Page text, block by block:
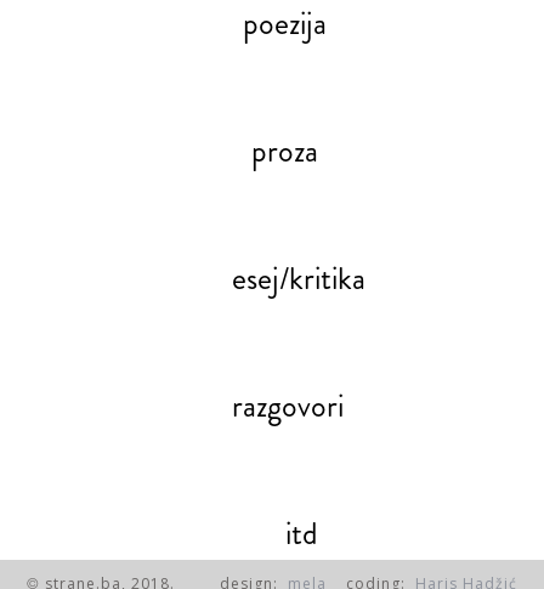
poezija
proza
esej/kritika
razgovori
itd
© strane.ba, 2018. design: mela coding: Haris Hadžić